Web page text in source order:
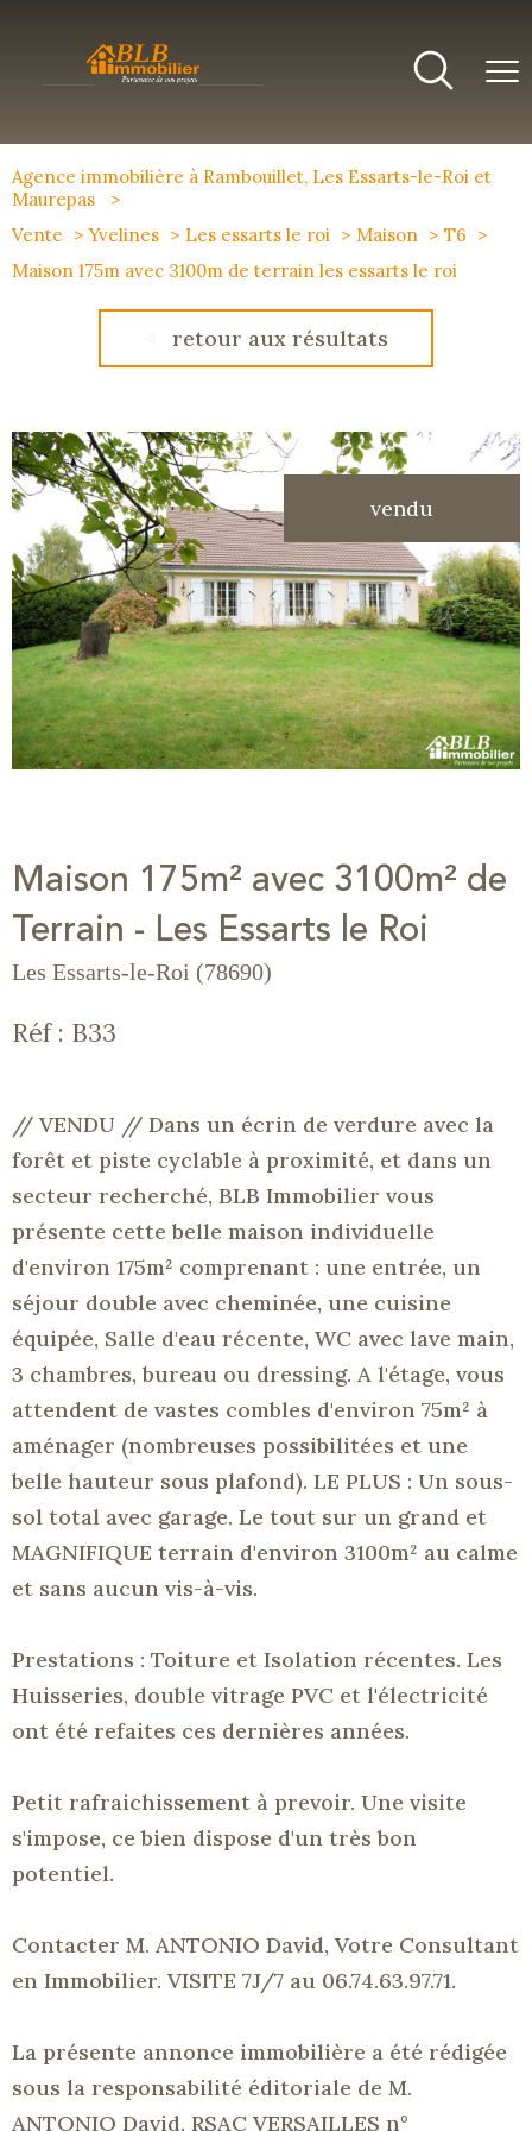
Agence immobilière à Rambouillet, Les Essarts-le-Roi et
Maurepas
Vente
Yvelines Les essarts le roi Maison
T6
Maison 175m avec 3100m de terrain les essarts le roi
retour aux résultats
vendu
Maison 175m² avec 3100m² de
Terrain - Les Essarts le Roi
Les Essarts-le-Roi (78690)
Réf : B33
// VENDU // Dans un écrin de verdure avec la
forêt et piste cyclable à proximité, et dans un
secteur recherché, BLB Immobilier vous
présente cette belle maison individuelle
d'environ 175m² comprenant : une entrée, un
séjour double avec cheminée, une cuisine
équipée, Salle d'eau récente, WC avec lave main,
3 chambres, bureau ou dressing. A l'étage, vous
attendent de vastes combles d'environ 75m² à
aménager (nombreuses possibilitées et une
belle hauteur sous plafond). LE PLUS : Un sous-
sol total avec garage. Le tout sur un grand et
MAGNIFIQUE terrain d'environ 3100m² au calme
et sans aucun vis-à-vis.
Prestations : Toiture et Isolation récentes. Les
Huisseries, double vitrage PVC et l'électricité
ont été refaites ces dernières années.
Petit rafraichissement à prevoir. Une visite
s'impose, ce bien dispose d'un très bon
potentiel.
Contacter M. ANTONIO David, Votre Consultant
en Immobilier. VISITE 7J/7 au 06.74.63.97.71.
La présente annonce immobilière a été rédigée
sous la responsabilité éditoriale de M.
ANTONIO David, RSAC VERSAILLES n°